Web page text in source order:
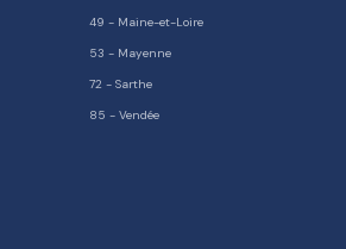
49 - Maine-et-Loire
53 - Mayenne
72 - Sarthe
85 - Vendée